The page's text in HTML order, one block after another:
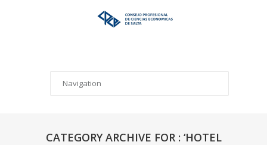
CATEGORY ARCHIVE FOR : ‘HOTEL